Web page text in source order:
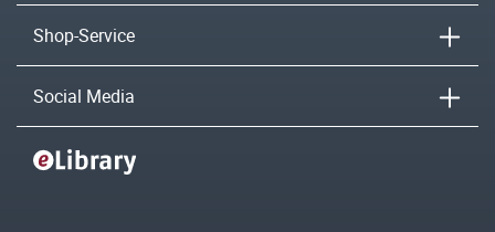
Shop-Service
Social Media